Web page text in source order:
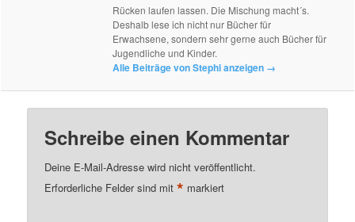
Rücken laufen lassen. Die Mischung macht´s.
Deshalb lese ich nicht nur Bücher für
Erwachsene, sondern sehr gerne auch Bücher für
Jugendliche und Kinder.
Alle Beiträge von Stephi anzeigen →
Schreibe einen Kommentar
Deine E-Mail-Adresse wird nicht veröffentlicht.
Erforderliche Felder sind mit* markiert